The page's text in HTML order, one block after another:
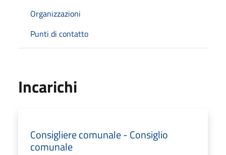
Organizzazioni
Punti di contatto
Incarichi
Consigliere comunale - Consiglio
comunale